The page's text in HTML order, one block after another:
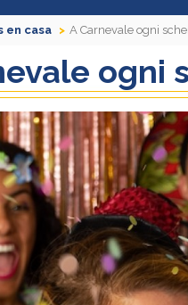
en casa A Carnevale ogni
ogni